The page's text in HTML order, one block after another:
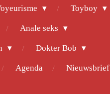
Toyboy
Anale seks
Dokter Bob
Agenda Nieuwsbrief